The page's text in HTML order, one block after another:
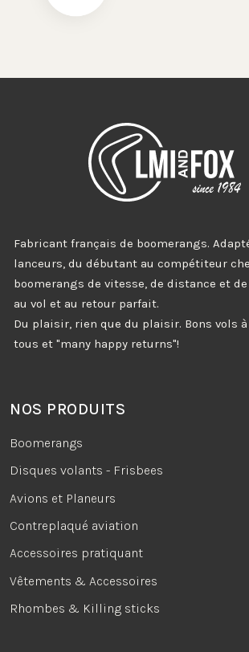
Fabricant français de boomerangs.
lanceurs, du débutant au compétiteur
boomerangs de vitesse, de distance et
au vol et au retour parfait.
Du plaisir, rien que du plaisir. Bons vols
tous et "many happy returns"!
NOS PRODUITS
Boomerangs
Disques volants - Frisbees
Avions et Planeurs
Contreplaqué aviation
Accessoires pratiquant
Vêtements & Accessoires
Rhombes & Killing sticks